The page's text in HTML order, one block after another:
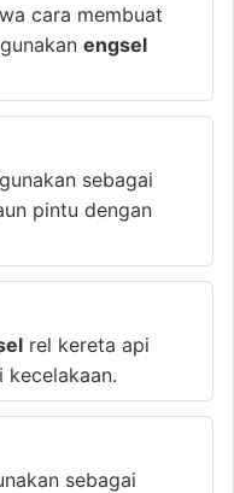
cara membuat
engsel
sebagai
pintu dengan
rel kereta api
kecelakaan.
sebagai